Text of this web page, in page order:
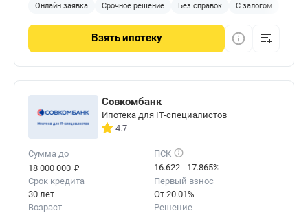
Онлайн заявка Срочное решение Без справок С залогом
Взятьипотеку
Совкомбанк
Ипотека для IT-специалистов
4.7
Сумма до
18 000 000 ₽
ПСК
16.622 - 17.865%
Срок кредита
30 лет
Первый взнос
От 20.01%
Возраст
Решение